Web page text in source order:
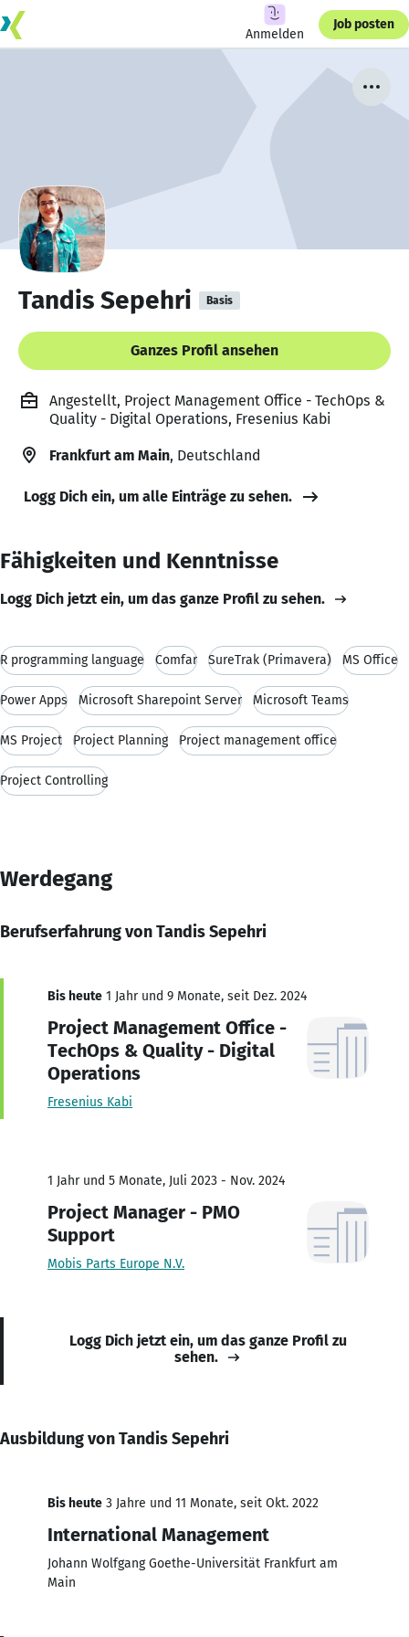
Anmelden
Job posten
Tandis Sepehri Basis
Ganzes Profil ansehen
Angestellt, Project Management Office - TechOps &
Quality - Digital Operations, Fresenius Kabi
Frankfurt am Main, Deutschland
Logg Dich ein, um alle Einträge zu sehen.
Fähigkeiten und Kenntnisse
Logg Dich jetzt ein, um das ganze Profil zu sehen.
R programming language Comfar SureTrak (Primavera) MS Office
Power Apps Microsoft Sharepoint Server Microsoft Teams
MS Project Project Planning Project management office
Project Controlling
Werdegang
Berufserfahrung von Tandis Sepehri
Bis heute 1 Jahr und 9 Monate, seit Dez. 2024
Project Management Office -
TechOps & Quality - Digital
Operations
Fresenius Kabi
1 Jahr und 5 Monate, Juli 2023 - Nov. 2024
Project Manager - PMO
Support
Mobis Parts Europe N.V.
Logg Dich jetzt ein, um das ganze Profil zu
sehen.
Ausbildung von Tandis Sepehri
Bis heute 3 Jahre und 11 Monate, seit Okt. 2022
International Management
Johann Wolfgang Goethe-Universität Frankfurt am
Main